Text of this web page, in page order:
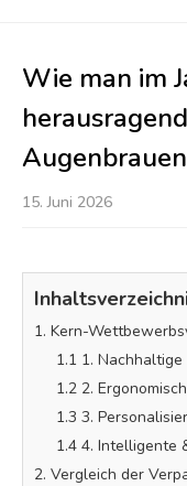
Wie man im
15. Juni 2026
1. Kern-
1.1 1.
1.2 2.
1.3 3.
1.4 4. Intelligente
2. Vergleich der